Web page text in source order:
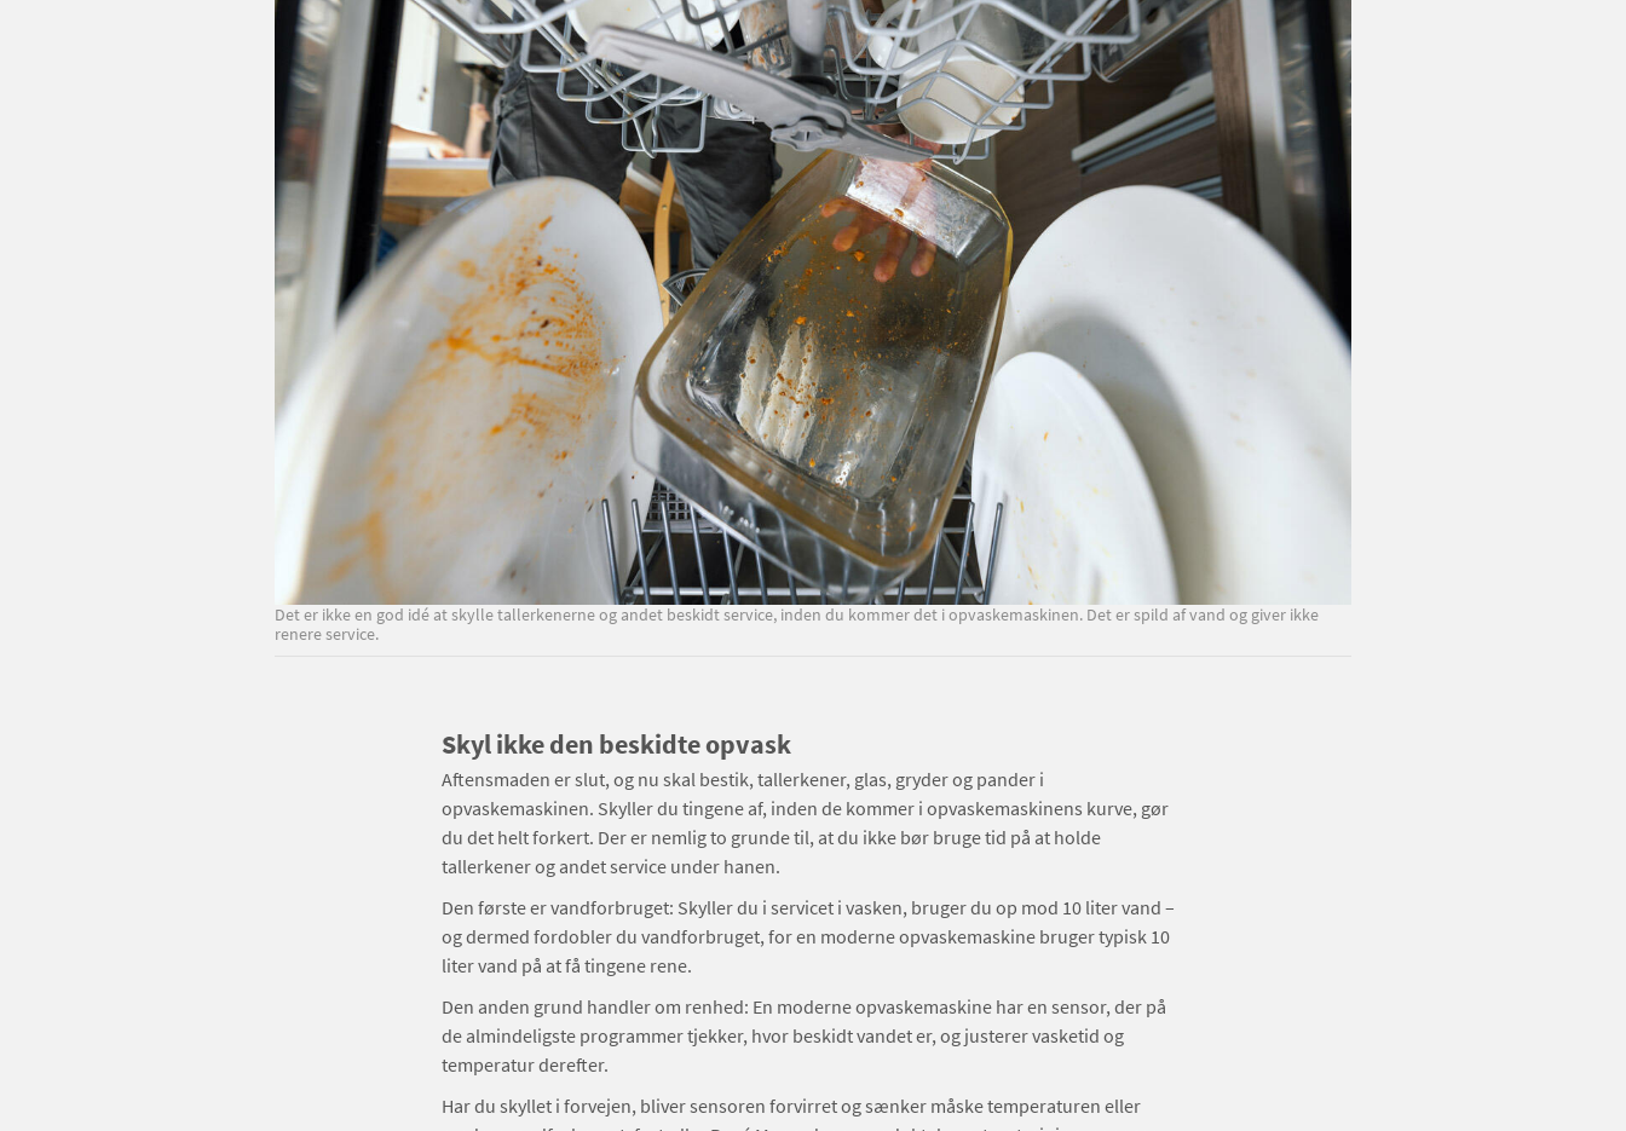
Det er ikke en god idé at skylle tallerkenerne og andet beskidt service, inden du kommer det i opvaskemaskinen. Det er spild af vand og giver ikke
renere service.
Skyl ikke den beskidte opvask
Aftensmaden er slut, og nu skal bestik, tallerkener, glas, gryder og pander i
opvaskemaskinen. Skyller du tingene af, inden de kommer i opvaskemaskinens kurve, gør
du det helt forkert. Der er nemlig to grunde til, at du ikke bør bruge tid på at holde
tallerkener og andet service under hanen.
Den første er vandforbruget: Skyller du i servicet i vasken, bruger du op mod 10 liter vand –
og dermed fordobler du vandforbruget, for en moderne opvaskemaskine bruger typisk 10
liter vand på at få tingene rene.
Den anden grund handler om renhed: En moderne opvaskemaskine har en sensor, der på
de almindeligste programmer tjekker, hvor beskidt vandet er, og justerer vasketid og
temperatur derefter.
Har du skyllet i forvejen, bliver sensoren forvirret og sænker måske temperaturen eller